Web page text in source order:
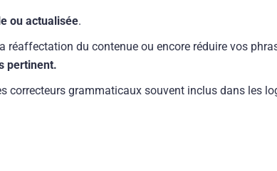
ou actualisée.
du contenue ou encore réduire vos
pertinent.
correcteurs grammaticaux souvent inclus dans les